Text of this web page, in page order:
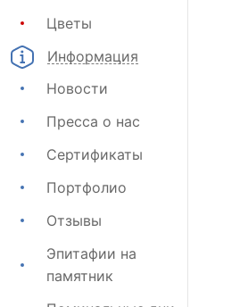
Цветы
Информация
Новости
Пресса о нас
Сертификаты
Портфолио
Отзывы
Эпитафии на
памятник